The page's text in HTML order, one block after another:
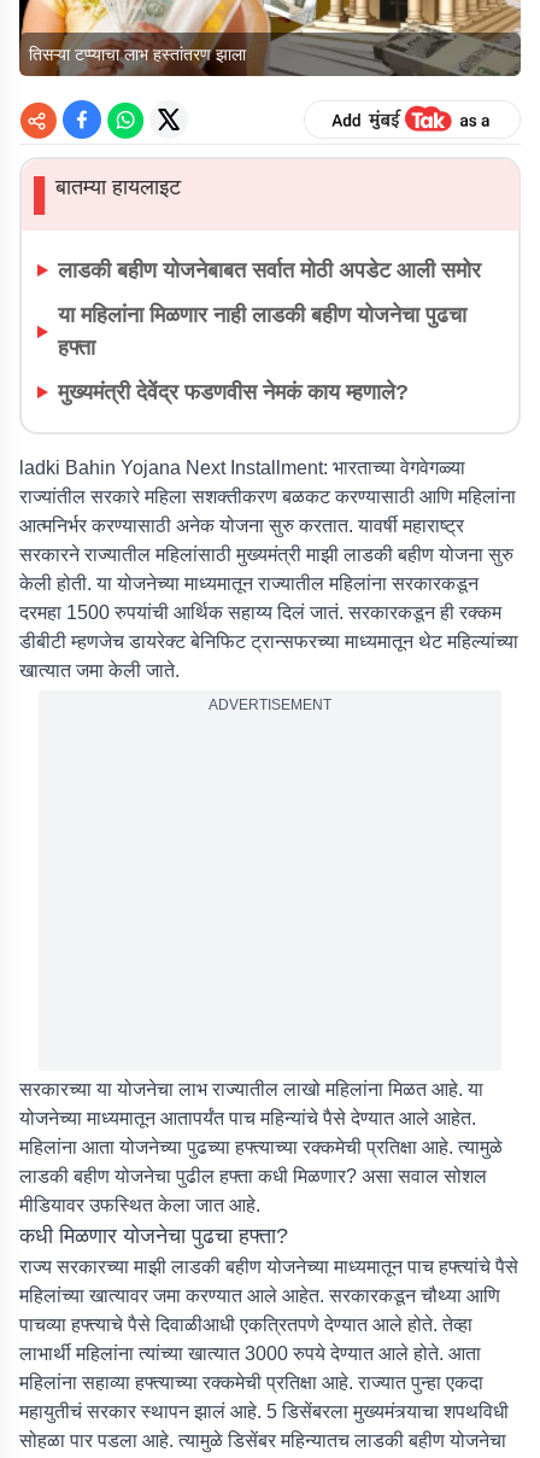
तिसऱ्या टप्प्याचा लाभ हस्तांतरण झाला
▌बातम्या हायलाइट
लाडकी बहीण योजनेबाबत सर्वात मोठी अपडेट आली समोर
या महिलांना मिळणार नाही लाडकी बहीण योजनेचा पुढचा
हफ्ता
मुख्यमंत्री देवेंद्र फडणवीस नेमकं काय म्हणाले?
ladki Bahin Yojana Next Installment: भारताच्या वेगवेगळ्या
राज्यांतील सरकारे महिला सशक्तीकरण बळकट करण्यासाठी आणि महिलांना
आत्मनिर्भर करण्यासाठी अनेक योजना सुरु करतात. यावर्षी महाराष्ट्र
सरकारने राज्यातील महिलांसाठी मुख्यमंत्री माझी लाडकी बहीण योजना सुरु
केली होती. या योजनेच्या माध्यमातून राज्यातील महिलांना सरकारकडून
दरमहा 1500 रुपयांची आर्थिक सहाय्य दिलं जातं. सरकारकडून ही रक्कम
डीबीटी म्हणजेच डायरेक्ट बेनिफिट ट्रान्सफरच्या माध्यमातून थेट महिल्यांच्या
खात्यात जमा केली जाते.
ADVERTISEMENT
सरकारच्या या योजनेचा लाभ राज्यातील लाखो महिलांना मिळत आहे. या
योजनेच्या माध्यमातून आतापर्यंत पाच महिन्यांचे पैसे देण्यात आले आहेत.
महिलांना आता योजनेच्या पुढच्या हफ्त्याच्या रक्कमेची प्रतिक्षा आहे. त्यामुळे
लाडकी बहीण योजनेचा पुढील हफ्ता कधी मिळणार? असा सवाल सोशल
मीडियावर उफस्थित केला जात आहे.
कधी मिळणार योजनेचा पुढचा हफ्ता?
राज्य सरकारच्या माझी लाडकी बहीण योजनेच्या माध्यमातून पाच हफ्त्यांचे पैसे
महिलांच्या खात्यावर जमा करण्यात आले आहेत. सरकारकडून चौथ्या आणि
पाचव्या हफ्त्याचे पैसे दिवाळीआधी एकत्रितपणे देण्यात आले होते. तेव्हा
लाभार्थी महिलांना त्यांच्या खात्यात 3000 रुपये देण्यात आले होते. आता
महिलांना सहाव्या हफ्त्याच्या रक्कमेची प्रतिक्षा आहे. राज्यात पुन्हा एकदा
महायुतीचं सरकार स्थापन झालं आहे. 5 डिसेंबरला मुख्यमंत्र्याचा शपथविधी
सोहळा पार पडला आहे. त्यामुळे डिसेंबर महिन्यातच लाडकी बहीण योजनेचा